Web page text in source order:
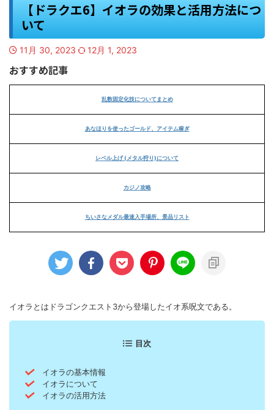
【ドラクエ6】イオラの効果と活用方法につ
いて
11月 30, 2023 12月 1, 2023
おすすめ記事
乱数固定化技についてまとめ
あなほりを使ったゴールド、アイテム稼ぎ
レベル上げ (メタル狩り)について
カジノ攻略
ちいさなメダル最速入手場所、景品リスト
イオラとはドラゴンクエスト3から登場したイオ系呪文である。
目次
イオラの基本情報
イオラについて
イオラの活用方法